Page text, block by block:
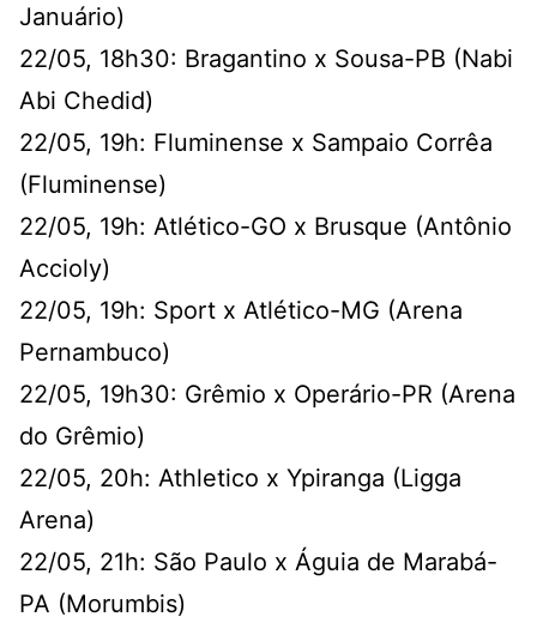
Januário)
22/05, 18h30: Bragantino x Sousa-PB (Nabi
Abi Chedid)
22/05, 19h: Fluminense x Sampaio Corrêa
(Fluminense)
22/05, 19h: Atlético-GO x Brusque (Antônio
Accioly)
22/05, 19h: Sport x Atlético-MG (Arena
Pernambuco)
22/05, 19h30: Grêmio x Operário-PR (Arena
do Grêmio)
22/05, 20h: Athletico x Ypiranga (Ligga
Arena)
22/05, 21h: São Paulo x Águia de Marabá-
PA (Morumbis)